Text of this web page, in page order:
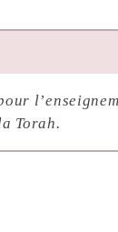
Torah.